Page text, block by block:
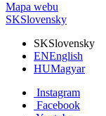
Mapa webu
SKSlovensky
SKSlovensky
ENEnglish
HUMagyar
Instagram
Facebook